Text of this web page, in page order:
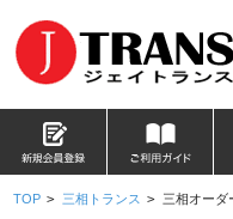
TOP > 三相トランス > 三相オーダ